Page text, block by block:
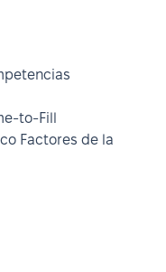
to-Fill
Factores de la